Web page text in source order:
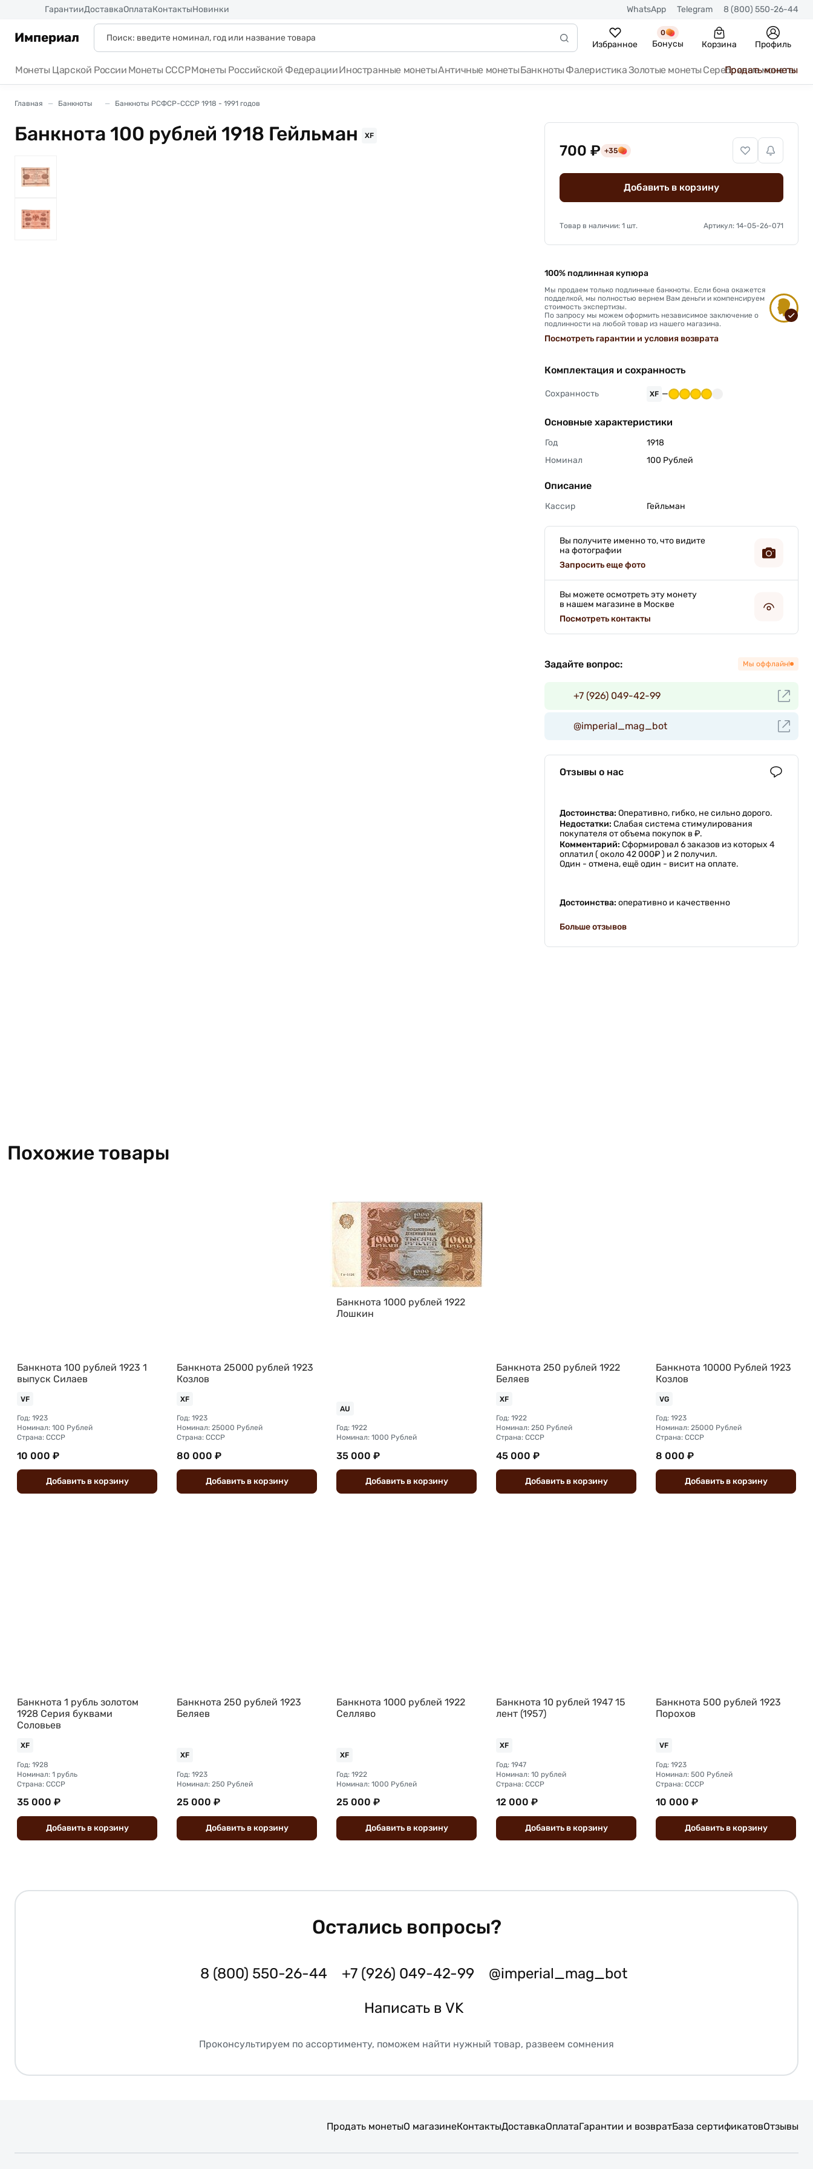
ГарантииДоставкаОплатаКонтактыНовинки WhatsApp Telegram 8 (800) 550-26-44
Империал Избранное
0
Бонусы Корзина Профиль
Монеты Царской России Монеты СССРМонеты Российской ФедерацииИностранные монетыАнтичные монетыБанкноты ФалеристикаЗолотые монеты Серебряные монеты
Продать монеты
Главная Банкноты Банкноты РСФСР-СССР 1918 - 1991 годов
Банкнота 100 рублей 1918 Гейльман XF
700 ₽ +35
Добавить в корзину
Товар в наличии: 1 шт. Артикул: 14-05-26-071
100% подлинная купюра
Мы продаем только подлинные банкноты. Если бона окажется
подделкой, мы полностью вернем Вам деньги и компенсируем
стоимость экспертизы.
По запросу мы можем оформить независимое заключение о
подлинности на любой товар из нашего магазина.
Посмотреть гарантии и условия возврата
Комплектация и сохранность
Сохранность XF —
Основные характеристики
Год
1918
Номинал
100 Рублей
Описание
Кассир Гейльман
Вы получите именно то, что видите
на фотографии
Запросить еще фото
Вы можете осмотреть эту монету
в нашем магазине в Москве
Посмотреть контакты
Задайте вопрос: Мы оффлайн!
+7 (926) 049-42-99
@imperial_mag_bot
Отзывы о нас
Достоинства: Оперативно, гибко, не сильно дорого.
Недостатки: Слабая система стимулирования
покупателя от объема покупок в ₽.
Комментарий: Сформировал 6 заказов из которых 4
оплатил ( около 42 000₽ ) и 2 получил.
Один - отмена, ещё один - висит на оплате.
Достоинства: оперативно и качественно
Больше отзывов
Похожие товары
Банкнота 100 рублей 1923 1
выпуск Силаев
VF
Год: 1923
Номинал: 100 Рублей
Страна: СССР
10 000 ₽
Добавить вкорзину
Банкнота 25000 рублей 1923
Козлов
XF
Год: 1923
Номинал: 25000 Рублей
Страна: СССР
80 000 ₽
Добавить вкорзину
Банкнота 1000 рублей 1922
Лошкин
AU
Год: 1922
Номинал: 1000 Рублей
35 000 ₽
Добавить вкорзину
Банкнота 250 рублей 1922
Беляев
XF
Год: 1922
Номинал: 250 Рублей
Страна: СССР
45 000 ₽
Добавить вкорзину
Банкнота 10000 Рублей 1923
Козлов
VG
Год: 1923
Номинал: 25000 Рублей
Страна: СССР
8 000 ₽
Добавить вкорзину
Банкнота 1 рубль золотом
1928 Серия буквами
Соловьев
XF
Год: 1928
Номинал: 1 рубль
Страна: СССР
35 000 ₽
Добавить вкорзину
Банкнота 250 рублей 1923
Беляев
XF
Год: 1923
Номинал: 250 Рублей
25 000 ₽
Добавить вкорзину
Банкнота 1000 рублей 1922
Селляво
XF
Год: 1922
Номинал: 1000 Рублей
25 000 ₽
Добавить вкорзину
Банкнота 10 рублей 1947 15
лент (1957)
XF
Год: 1947
Номинал: 10 рублей
Страна: СССР
12 000 ₽
Добавить вкорзину
Банкнота 500 рублей 1923
Порохов
VF
Год: 1923
Номинал: 500 Рублей
Страна: СССР
10 000 ₽
Добавить вкорзину
Остались вопросы?
8 (800) 550-26-44 +7 (926) 049-42-99 @imperial_mag_bot
Написать в VK
Проконсультируем по ассортименту, поможем найти нужный товар, развеем сомнения
Продать монетыО магазинеКонтактыДоставкаОплатаГарантии и возвратБаза сертификатовОтзывы